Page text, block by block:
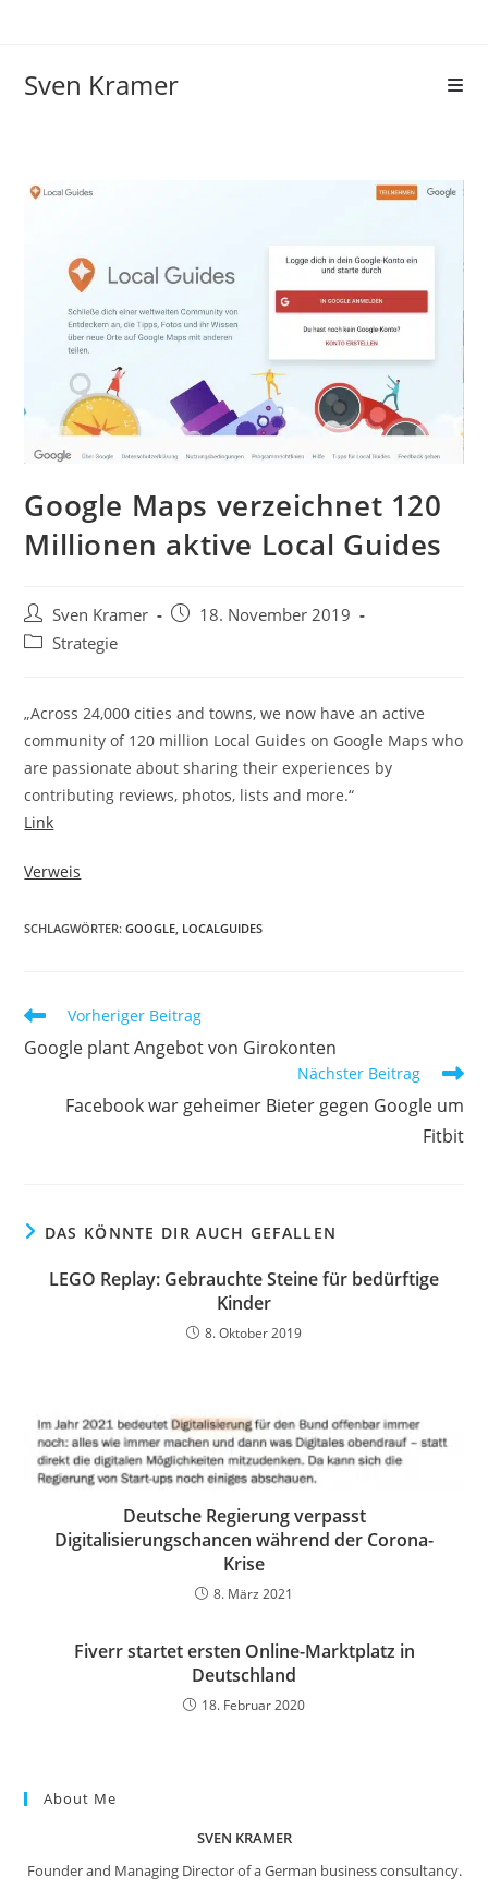
Sven Kramer
Google Maps verzeichnet 120
Millionen aktive Local Guides
Sven Kramer
18. November 2019
Strategie
„Across 24,000 cities and towns, we now have an active
community of 120 million Local Guides on Google Maps who
are passionate about sharing their experiences by
contributing reviews, photos, lists and more.“
Link
Verweis
SCHLAGWÖRTER:GOOGLE LOCALGUIDES
Vorheriger Beitrag
Google plant Angebot von Girokonten
Nächster Beitrag
Facebook war geheimer Bieter gegen Google um
Fitbit
DAS KÖNNTE DIR AUCH GEFALLEN
LEGO Replay: Gebrauchte Steine für bedürftige
Kinder
8. Oktober 2019
Deutsche Regierung verpasst
Digitalisierungschancen während der Corona-
Krise
8. März 2021
Fiverr startet ersten Online-Marktplatz in
Deutschland
18. Februar 2020
About Me
SVEN KRAMER
Founder and Managing Director of a German business consultancy.